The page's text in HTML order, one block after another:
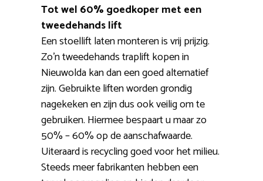
Tot wel 60% goedkoper met een
tweedehands lift
Een stoellift laten monteren is vrij prijzig.
Zo’n tweedehands traplift kopen in
Nieuwolda kan dan een goed alternatief
zijn. Gebruikte liften worden grondig
nagekeken en zijn dus ook veilig om te
gebruiken. Hiermee bespaart u maar zo
50% – 60% op de aanschafwaarde.
Uiteraard is recycling goed voor het milieu.
Steeds meer fabrikanten hebben een